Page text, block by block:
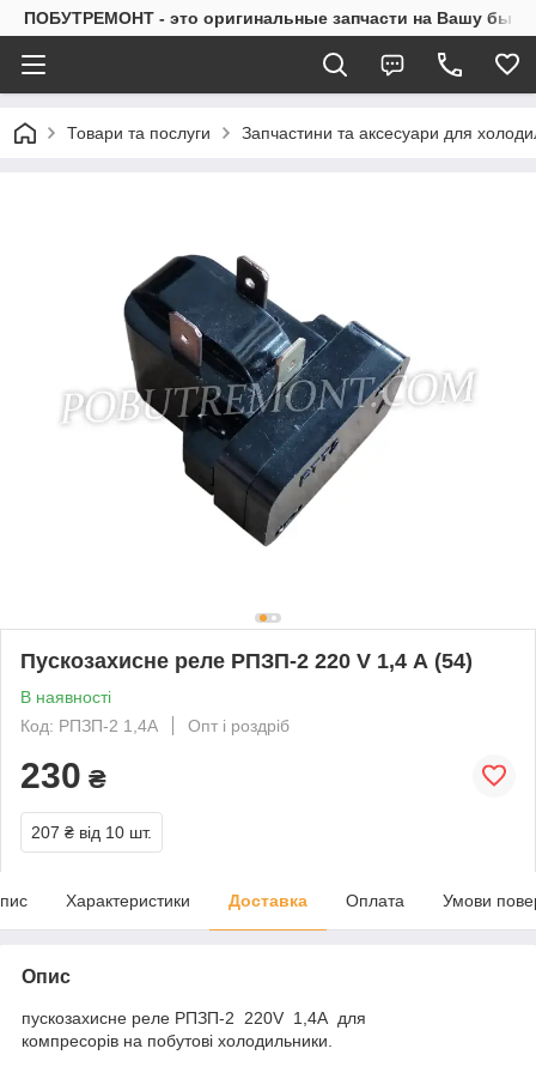
ПОБУТРЕМОНТ - это оригинальные запчасти на Вашу
Товари та послуги Запчастини та аксесуари для
Пускозахисне реле РПЗП-2 220 V 1,4 А (54)
В наявності
Код: РПЗП-2 1,4А
Опт і роздріб
230 ₴
207 ₴ від 10 шт.
Характеристики Доставка Оплата Умови
Опис
пускозахисне реле РПЗП-2 220V 1,4А для
компресорів на побутові холодильники.